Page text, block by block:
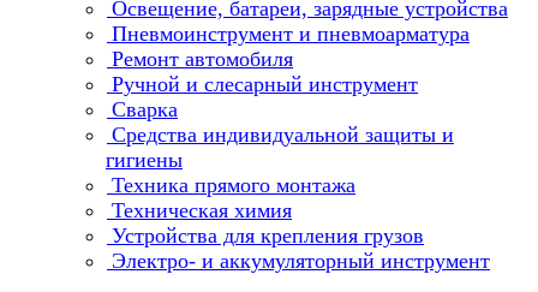
Освещение, батареи, зарядные устройства
Пневмоинструмент и пневмоарматура
Ремонт автомобиля
Ручной и слесарный инструмент
Сварка
Средства индивидуальной защиты и
гигиены
Техника прямого монтажа
Техническая химия
Устройства для крепления грузов
Электро- и аккумуляторный инструмент